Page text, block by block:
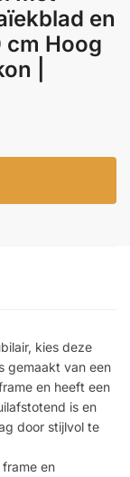
en
cm Hoog
|
kies deze
gemaakt van een
en heeft een
is en
door stijlvol te
en